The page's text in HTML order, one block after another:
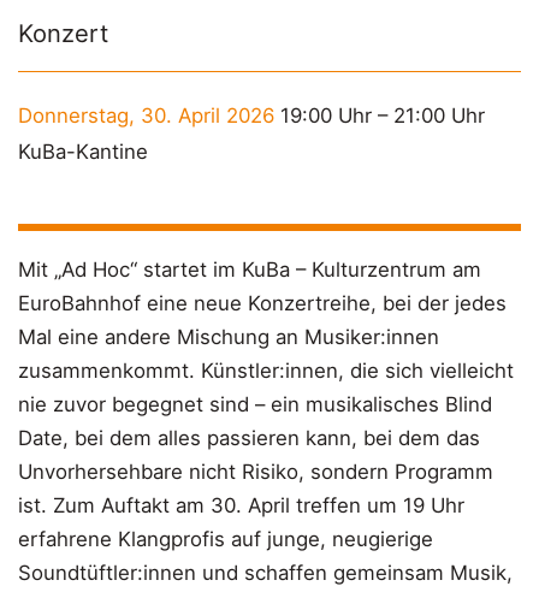
Konzert
Donnerstag, 30. April 2026 19:00 Uhr –21:00 Uhr
KuBa-Kantine
Mit „Ad Hoc“ startet im KuBa – Kulturzentrum am
EuroBahnhof eine neue Konzertreihe, bei der jedes
Mal eine andere Mischung an Musiker:innen
zusammenkommt. Künstler:innen, die sich vielleicht
nie zuvor begegnet sind – ein musikalisches Blind
Date, bei dem alles passieren kann, bei dem das
Unvorhersehbare nicht Risiko, sondern Programm
ist. Zum Auftakt am 30. April treffen um 19 Uhr
erfahrene Klangprofis auf junge, neugierige
Soundtüftler:innen und schaffen gemeinsam Musik,